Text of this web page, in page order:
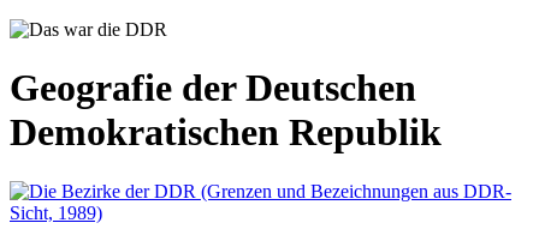
Geografie der Deutschen
Demokratischen Republik